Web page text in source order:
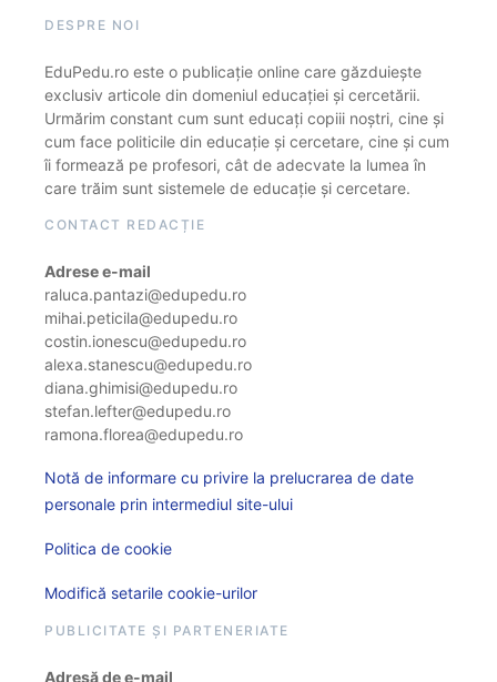
DESPRE NOI
EduPedu.ro este o publicație online care găzduiește
exclusiv articole din domeniul educației și cercetării.
Urmărim constant cum sunt educați copiii noștri, cine și
cum face politicile din educație și cercetare, cine și cum
îi formează pe profesori, cât de adecvate la lumea în
care trăim sunt sistemele de educație și cercetare.
CONTACT REDACȚIE
Adrese e-mail
raluca.pantazi@edupedu.ro
mihai.peticila@edupedu.ro
costin.ionescu@edupedu.ro
alexa.stanescu@edupedu.ro
diana.ghimisi@edupedu.ro
stefan.lefter@edupedu.ro
ramona.florea@edupedu.ro
Notă de informare cu privire la prelucrarea de date
personale prin intermediul site-ului
Politica de cookie
Modifică setarile cookie-urilor
PUBLICITATE ȘI PARTENERIATE
Adresă de e-mail